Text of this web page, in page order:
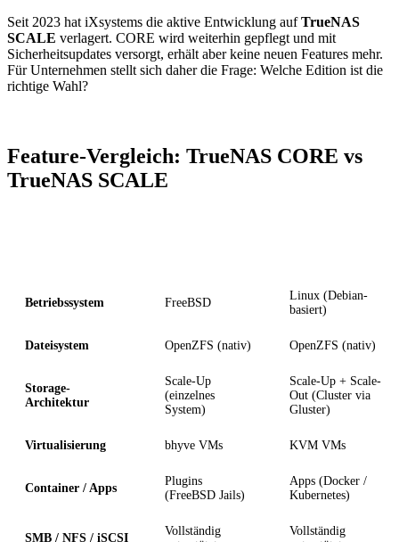
Seit 2023 hat iXsystems die aktive Entwicklung aufTrueNAS
SCALE verlagert. CORE wird weiterhin gepflegt und mit
Sicherheitsupdates versorgt, erhält aber keine neuen Features mehr.
Für Unternehmen stellt sich daher die Frage: Welche Edition ist die
richtige Wahl?
Feature-Vergleich: TrueNAS CORE vs
TrueNAS SCALE
Betriebssystem FreeBSD
Linux (Debian-
basiert)
Dateisystem OpenZFS (nativ) OpenZFS (nativ)
Storage-
Architektur
Scale-Up
(einzelnes
System)
Scale-Up + Scale-
Out (Cluster via
Gluster)
Virtualisierung bhyve VMs KVM VMs
Container / Apps
Plugins
(FreeBSD Jails)
Apps (Docker /
Kubernetes)
SMB / NFS / iSCSI
Vollständig
Vollständig